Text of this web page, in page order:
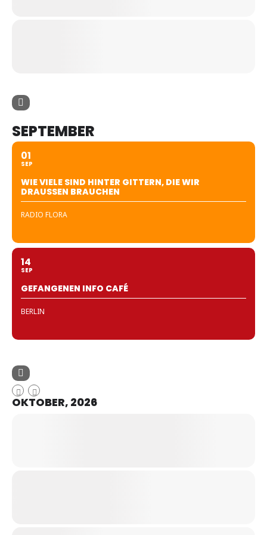
SEPTEMBER
01
SEP
WIE VIELE SIND HINTER GITTERN, DIE WIR
DRAUSSEN BRAUCHEN
RADIO FLORA
14
SEP
GEFANGENEN INFO CAFÉ
BERLIN
OKTOBER, 2026